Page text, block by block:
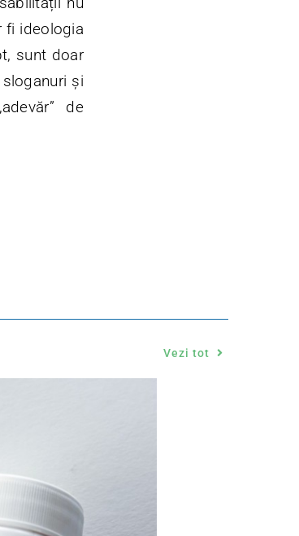
fi ideologia
sunt doar
și
de
Vezi tot